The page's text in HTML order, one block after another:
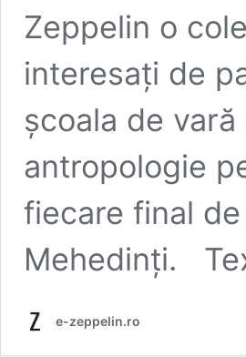
Zeppelin o
interesați de
școala de
antropologie
fiecare final
Mehedinți.
e-zeppelin.ro